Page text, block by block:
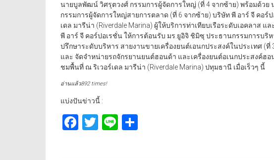
นายบูลพัฒน์ วิศรุตวงศ์ กรรมการผู้จัดการใหญ่ (ที่ 4 จากซ้าย) พร้อมด้ว
กรรมการผู้จัดการใหญ่สายการตลาด (ที่ 6 จากซ้าย) บริษัท พี อาร์ จี คอร์
เดล มารีน่า (Riverdale Marina) ผู้ให้บริการท่าเทียบเรือระดับเอคลาส
พี อาร์ จี คอร์ปอเรชั่น ให้การต้อนรับ มร.ยูอิจิ ชิมิซุ ประธานกรรมการบริ
ปรึกษาระดับบริหาร สายงานขายเครื่องยนต์เอนกประสงค์ในประเทศ (
และ จัดจำหน่ายรถจักรยานยนต์ฮอนด้า และเครื่องยนต์อเนกประสงค์ฮ
ชมพื้นที่ ณ ริเวอร์เดล มารีน่า (Riverdale Marina) ปทุมธานี เมื่อเร็วๆ นี้
อ่านแล้ว892 times!
แบ่งปันข่าวนี้ :
Facebook
Twitter
Line